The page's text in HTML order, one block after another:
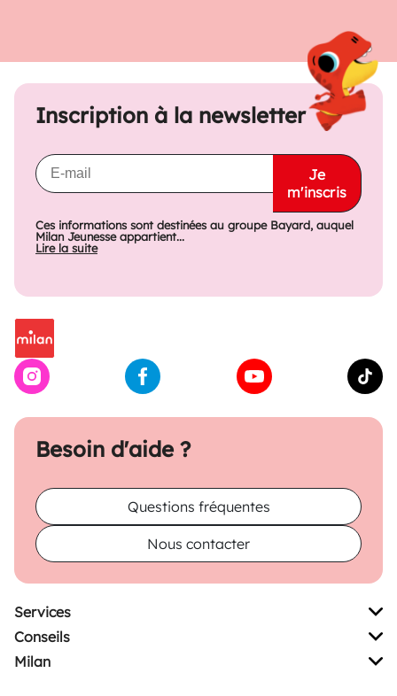
Besoin d'aide ?
Questions fréquentes
Nous contacter
Inscription à la newsletter
Je
m'inscris
Ces informations sont destinées au groupe Bayard, auquel
Milan Jeunesse appartient...
Lire la suite
Services
Conseils
Milan